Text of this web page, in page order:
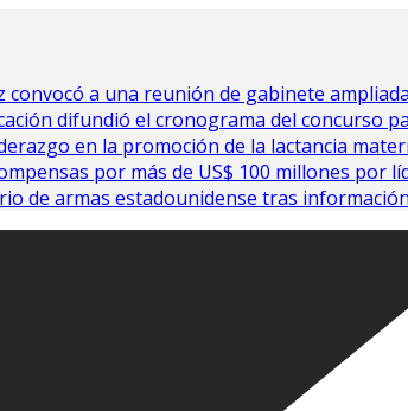
convocó a una reunión de gabinete
difundió el cronograma del concurso
en la promoción de la lactancia
por más de US$ 100 millones por
de armas estadounidense tras